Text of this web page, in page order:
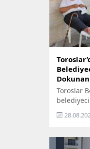
Toroslar
özel